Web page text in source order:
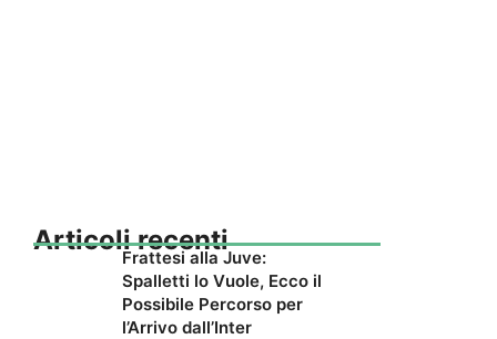
Articoli recenti
Frattesi alla Juve:
Spalletti lo Vuole, Ecco il
Possibile Percorso per
l’Arrivo dall’Inter